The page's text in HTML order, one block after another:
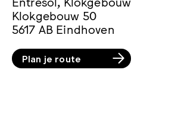
Klokgebouw 50
5617 AB Eindhoven
Plan je route